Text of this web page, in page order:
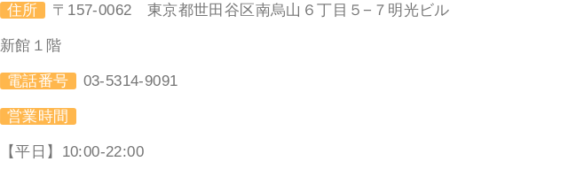
住所 〒157-0062 東京都世田谷区南烏山６丁目５−７明光ビル
新館１階
電話番号 03-5314-9091
営業時間
【平日】10:00-22:00